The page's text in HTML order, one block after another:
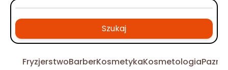
Szukaj
FryzjerstwoBarberKosmetykaKosmetologia